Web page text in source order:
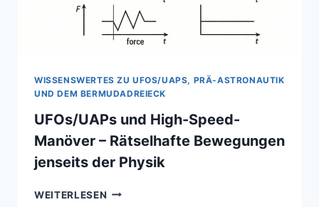
WISSENSWERTES ZU UFOS/UAPS, PRÄ-ASTRONAUTIK
UND DEM BERMUDADREIECK
UFOs/UAPs und High-Speed-
Manöver – Rätselhafte Bewegungen
jenseits der Physik
WEITERLESEN UFOS/UAPS